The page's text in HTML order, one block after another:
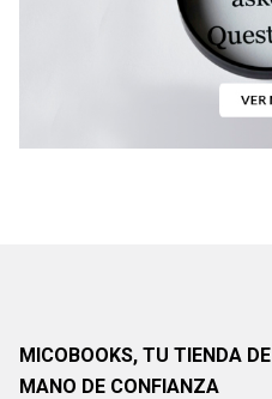
MICOBOOKS, TU TIENDA
MANO DE CONFIANZA